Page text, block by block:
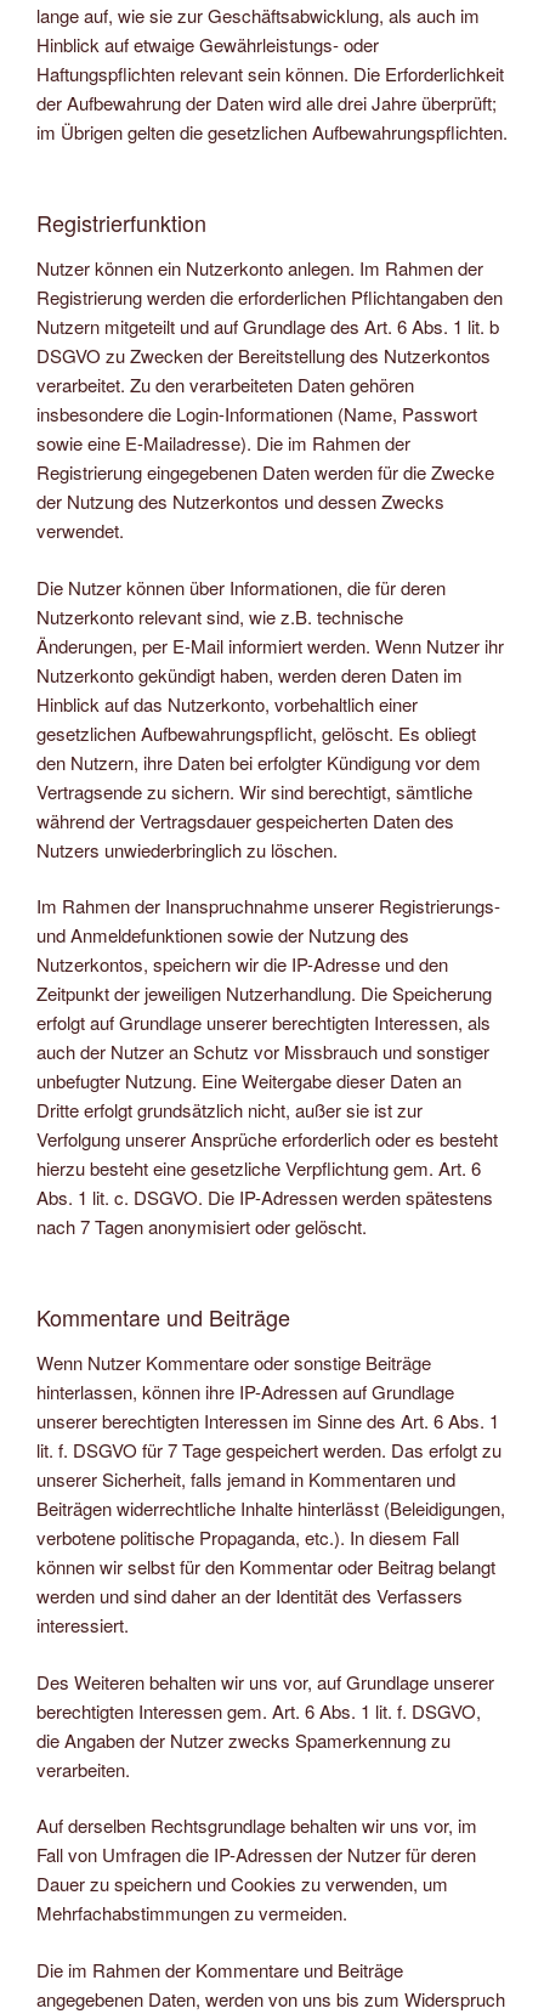
lange auf, wie sie zur Geschäftsabwicklung, als auch im
Hinblick auf etwaige Gewährleistungs- oder
Haftungspflichten relevant sein können. Die Erforderlichkeit
der Aufbewahrung der Daten wird alle drei Jahre überprüft;
im Übrigen gelten die gesetzlichen Aufbewahrungspflichten.
Registrierfunktion
Nutzer können ein Nutzerkonto anlegen. Im Rahmen der
Registrierung werden die erforderlichen Pflichtangaben den
Nutzern mitgeteilt und auf Grundlage des Art. 6 Abs. 1 lit. b
DSGVO zu Zwecken der Bereitstellung des Nutzerkontos
verarbeitet. Zu den verarbeiteten Daten gehören
insbesondere die Login-Informationen (Name, Passwort
sowie eine E-Mailadresse). Die im Rahmen der
Registrierung eingegebenen Daten werden für die Zwecke
der Nutzung des Nutzerkontos und dessen Zwecks
verwendet.
Die Nutzer können über Informationen, die für deren
Nutzerkonto relevant sind, wie z.B. technische
Änderungen, per E-Mail informiert werden. Wenn Nutzer ihr
Nutzerkonto gekündigt haben, werden deren Daten im
Hinblick auf das Nutzerkonto, vorbehaltlich einer
gesetzlichen Aufbewahrungspflicht, gelöscht. Es obliegt
den Nutzern, ihre Daten bei erfolgter Kündigung vor dem
Vertragsende zu sichern. Wir sind berechtigt, sämtliche
während der Vertragsdauer gespeicherten Daten des
Nutzers unwiederbringlich zu löschen.
Im Rahmen der Inanspruchnahme unserer Registrierungs-
und Anmeldefunktionen sowie der Nutzung des
Nutzerkontos, speichern wir die IP-Adresse und den
Zeitpunkt der jeweiligen Nutzerhandlung. Die Speicherung
erfolgt auf Grundlage unserer berechtigten Interessen, als
auch der Nutzer an Schutz vor Missbrauch und sonstiger
unbefugter Nutzung. Eine Weitergabe dieser Daten an
Dritte erfolgt grundsätzlich nicht, außer sie ist zur
Verfolgung unserer Ansprüche erforderlich oder es besteht
hierzu besteht eine gesetzliche Verpflichtung gem. Art. 6
Abs. 1 lit. c. DSGVO. Die IP-Adressen werden spätestens
nach 7 Tagen anonymisiert oder gelöscht.
Kommentare und Beiträge
Wenn Nutzer Kommentare oder sonstige Beiträge
hinterlassen, können ihre IP-Adressen auf Grundlage
unserer berechtigten Interessen im Sinne des Art. 6 Abs. 1
lit. f. DSGVO für 7 Tage gespeichert werden. Das erfolgt zu
unserer Sicherheit, falls jemand in Kommentaren und
Beiträgen widerrechtliche Inhalte hinterlässt (Beleidigungen,
verbotene politische Propaganda, etc.). In diesem Fall
können wir selbst für den Kommentar oder Beitrag belangt
werden und sind daher an der Identität des Verfassers
interessiert.
Des Weiteren behalten wir uns vor, auf Grundlage unserer
berechtigten Interessen gem. Art. 6 Abs. 1 lit. f. DSGVO,
die Angaben der Nutzer zwecks Spamerkennung zu
verarbeiten.
Auf derselben Rechtsgrundlage behalten wir uns vor, im
Fall von Umfragen die IP-Adressen der Nutzer für deren
Dauer zu speichern und Cookies zu verwenden, um
Mehrfachabstimmungen zu vermeiden.
Die im Rahmen der Kommentare und Beiträge
angegebenen Daten, werden von uns bis zum Widerspruch